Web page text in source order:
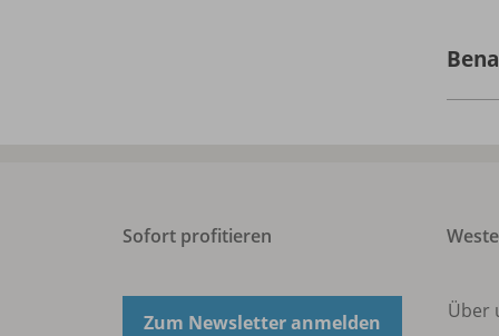
Sofort profitieren
Zum Newsletter anmelden
Über